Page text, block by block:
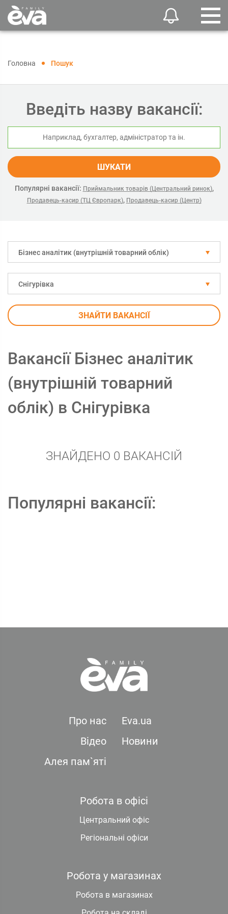
Головна Пошук
Введіть назву вакансії:
ШУКАТИ
Популярні вакансії: Приймальник товарів (Центральний ринок),
Продавець-касир (ТЦ Європарк), Продавець-касир (Центр)
Бізнес аналітик (внутрішній товарний облік)
Снігурівка
ЗНАЙТИ ВАКАНСІЇ
Вакансії Бізнес аналітик
(внутрішній товарний
облік) в Снігурівка
ЗНАЙДЕНО 0 ВАКАНСІЙ
Популярні вакансії:
Про нас
Eva.ua
Відео
Новини
Алея пам`яті
Робота в офісі
Центральний офіс
Регіональні офіси
Робота у магазинах
Робота в магазинах